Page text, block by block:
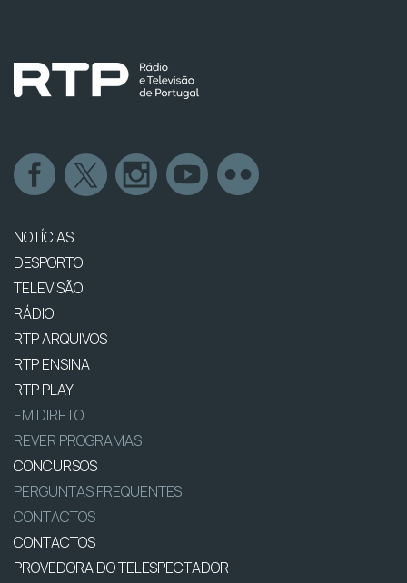
NOTÍCIAS
DESPORTO
TELEVISÃO
RÁDIO
RTP ARQUIVOS
RTP ENSINA
RTP PLAY
EM DIRETO
REVER PROGRAMAS
CONCURSOS
PERGUNTAS FREQUENTES
CONTACTOS
CONTACTOS
PROVEDORA DO TELESPECTADOR